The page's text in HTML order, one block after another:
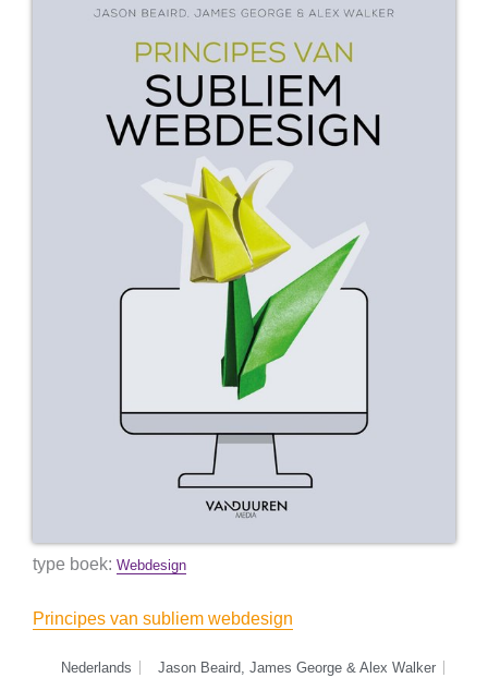
type boek: Webdesign
Principes van subliem webdesign
Nederlands
Jason Beaird, James George & Alex Walker